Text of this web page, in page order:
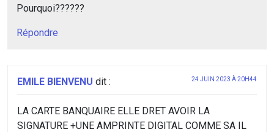
Pourquoi??????
Répondre
EMILE BIENVENU dit : 24 JUIN 2023 À 20H44
LA CARTE BANQUAIRE ELLE DRET AVOIR LA
SIGNATURE +UNE AMPRINTE DIGITAL COMME SA IL